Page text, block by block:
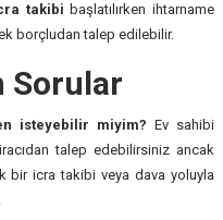
takibi başlatılırken ihtarname
borçludan talep edilebilir.
Sorular
isteyebilir miyim? Ev sahibi
talep edebilirsiniz ancak
bir icra takibi veya dava yoluyla